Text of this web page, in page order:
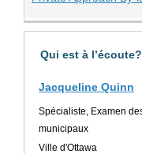
Qui est à l’écoute?
Jacqueline Quinn
Spécialiste, Examen
municipaux
Ville d'Ottawa